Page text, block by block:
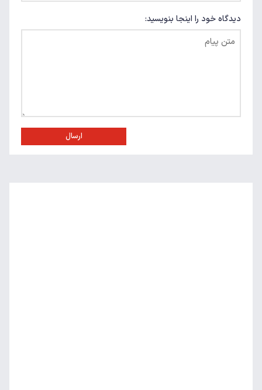
دیدگاه خود را اینجا بنویسید:
ارسال